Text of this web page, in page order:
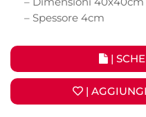
– Spessore 4cm
|
|